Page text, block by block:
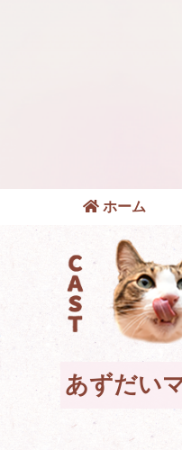
ホーム
あずだい